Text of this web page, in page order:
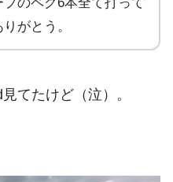
プのペグ6本全て打って
がとう。
てたけど（泣）。